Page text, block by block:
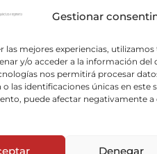
Gestionar
las mejores experiencias,
y/o acceder a la información
nos permitirá procesar
o las identificaciones únicas en este
puede afectar negativamente a
Denegar
del Ministerio para la